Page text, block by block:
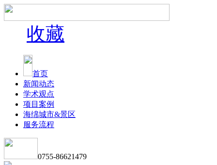
收藏
首页
新闻动态
学术观点
项目案例
海绵城市&景区
服务流程
0755-86621479